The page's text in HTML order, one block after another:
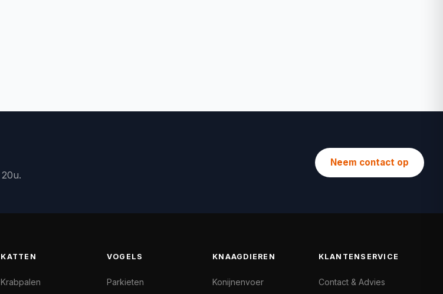
Neem contact op
KATTEN
Krabpalen
VOGELS
Parkieten
KNAAGDIEREN
Konijnenvoer
KLANTENSERVICE
Contact & Advies